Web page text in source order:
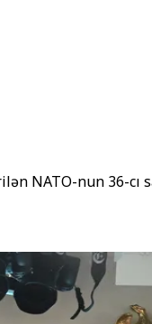
NATO-nun 36-